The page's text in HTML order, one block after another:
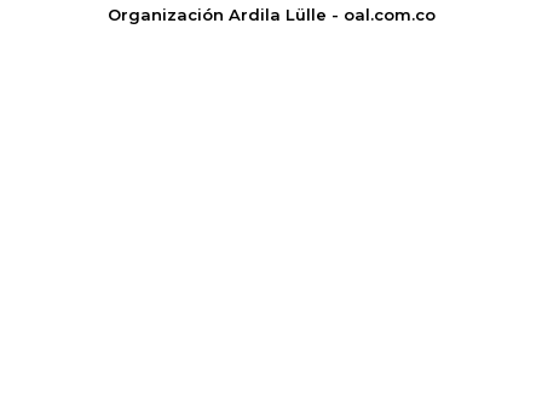
Organización Ardila Lülle - oal.com.co